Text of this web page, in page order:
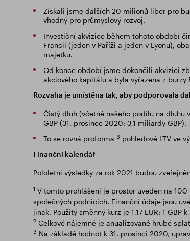
Získali jsme dalších 20 milionů liber pro
vhodný pro průmyslový rozvoj.
Investiční akvizice během tohoto období
Francii (jeden v Paříži a jeden v Lyonu),
majetku.
Od konce období jsme dokončili akvizici
akciového kapitálu a byla vyřazena z burzy
Rozvaha je umístěna tak, aby podporovala
Čistý dluh (včetně našeho podílu na dluhu
GBP (31. prosince 2020: 3,1 miliardy GBP).
To se rovná proforma 3 pohledové LTV ve
Finanční kalendář
Pololetní výsledky za rok 2021 budou
1 V tomto prohlášení je prostor uveden na
společných podnicích. Finanční údaje jsou
jinak. Použitý směnný kurz je 1,17 EUR: 1 GBP
2Celkové nájemné je anualizované hrubé
3 Na základě hodnot k 31. prosinci 2020,